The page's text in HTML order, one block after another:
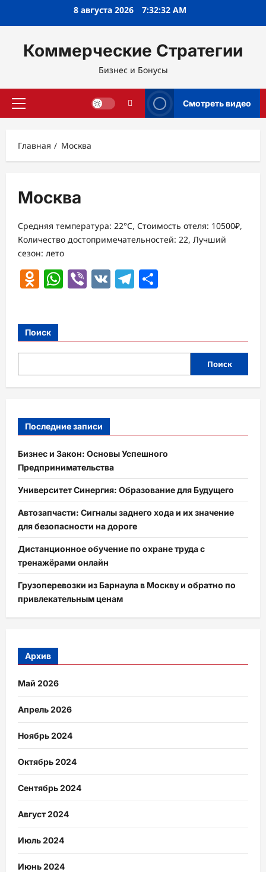
8 августа 2026 7:32:32 AM
Коммерческие Стратегии
Бизнес и Бонусы
Основное
Смотреть видео
Главная Москва
Москва
Средняя температура: 22°C, Стоимость отеля: 10500₽,
Количество достопримечательностей: 22, Лучший
сезон: лето
Odnoklassniki
WhatsApp
Viber
VK Telegram
Поиск
Поиск
Последние записи
Бизнес и Закон: Основы Успешного
Предпринимательства
Университет Синергия: Образование для Будущего
Автозапчасти: Сигналы заднего хода и их значение
для безопасности на дороге
Дистанционное обучение по охране труда с
тренажёрами онлайн
Грузоперевозки из Барнаула в Москву и обратно по
привлекательным ценам
Архив
Май 2026
Апрель 2026
Ноябрь 2024
Октябрь 2024
Сентябрь 2024
Август 2024
Июль 2024
Июнь 2024